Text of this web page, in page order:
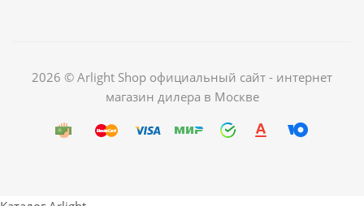
2026 © Arlight Shop официальный сайт - интернет
магазин дилера в Москве